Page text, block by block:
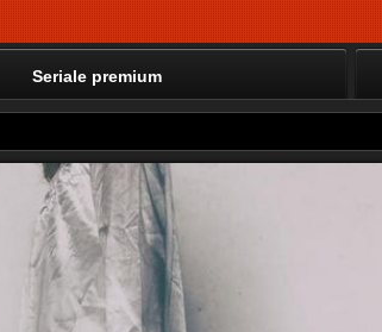
Seriale premium